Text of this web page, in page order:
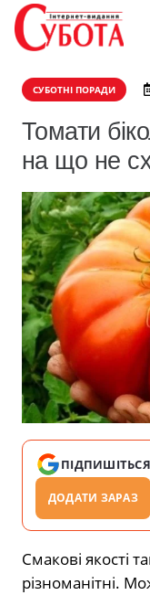
СУБОТНІ ПОРАДИ
Томати
на що не
ПІДПИШІТЬСЯ
ДОДАТИ ЗАРАЗ
Смакові якості
різноманітні.